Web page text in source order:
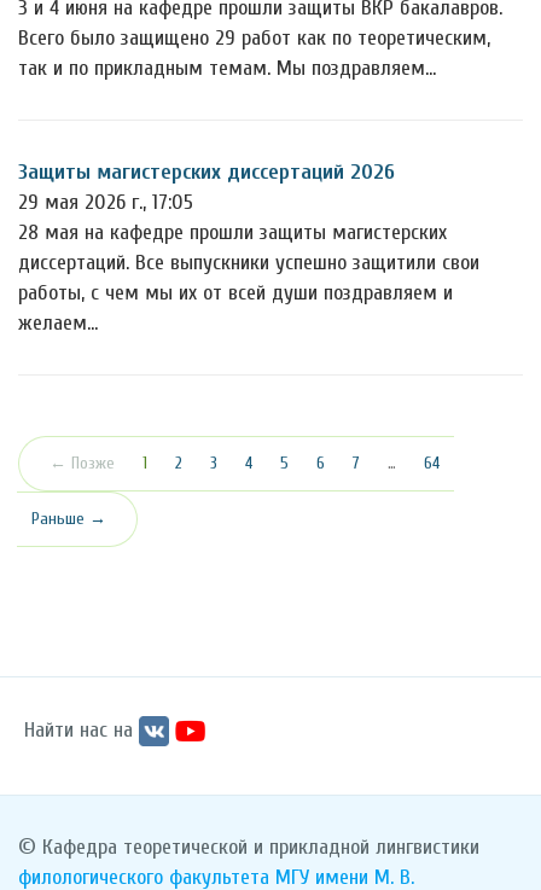
3 и 4 июня на кафедре прошли защиты ВКР бакалавров.
Всего было защищено 29 работ как по теоретическим,
так и по прикладным темам. Мы поздравляем…
Защиты магистерских диссертаций 2026
29 мая 2026 г., 17:05
28 мая на кафедре прошли защиты магистерских
диссертаций. Все выпускники успешно защитили свои
работы, с чем мы их от всей души поздравляем и
желаем…
← Позже 1 (текущая)
2 3 4 5 6 7 … 64
Раньше →
Найти нас на
© Кафедра теоретической и прикладной лингвистики
филологического факультета МГУ имени М. В.